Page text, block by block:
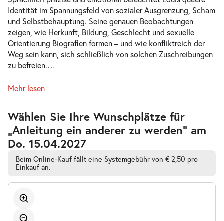
Anleitung ein anderer zu werden-
Do.
29.04.2027
Do. 29.04.2027
19:30 Uhr
Tickets
Anleitung ein anderer zu werden -
Fr.
Fr. 21.05.2027
19:30 Uhr
Identität im Spannungsfeld von sozialer Ausgrenzung, Scham
und Selbstbehauptung. Seine genauen Beobachtungen
zeigen, wie Herkunft, Bildung, Geschlecht und sexuelle
Orientierung Biografien formen – und wie konfliktreich der
Weg sein kann, sich schließlich von solchen Zuschreibungen
zu befreien.…
Mehr lesen
Wählen Sie Ihre Wunschplätze für
„Anleitung ein anderer zu werden” am
Do. 15.04.2027
Beim Online-Kauf fällt eine Systemgebühr von € 2,50 pro
Einkauf an.
Zur
barrierefreien
automatischen
Bestplatzwahl